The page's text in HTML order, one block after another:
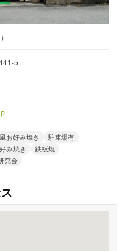
5
お好み焼き
駐車場有
み焼き
鉄板焼
究会